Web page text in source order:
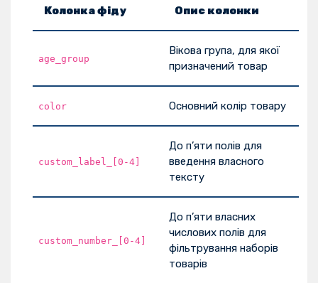
Колонка фіду Опис колонки
age_group
Вікова група, для якої
призначений товар
color Основний колір товару
custom_label_[0-4]
До п’яти полів для
введення власного
тексту
custom_number_[0-4]
До п’яти власних
числових полів для
фільтрування наборів
товарів